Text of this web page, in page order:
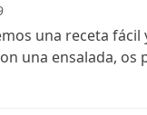
una receta fácil
una ensalada, os